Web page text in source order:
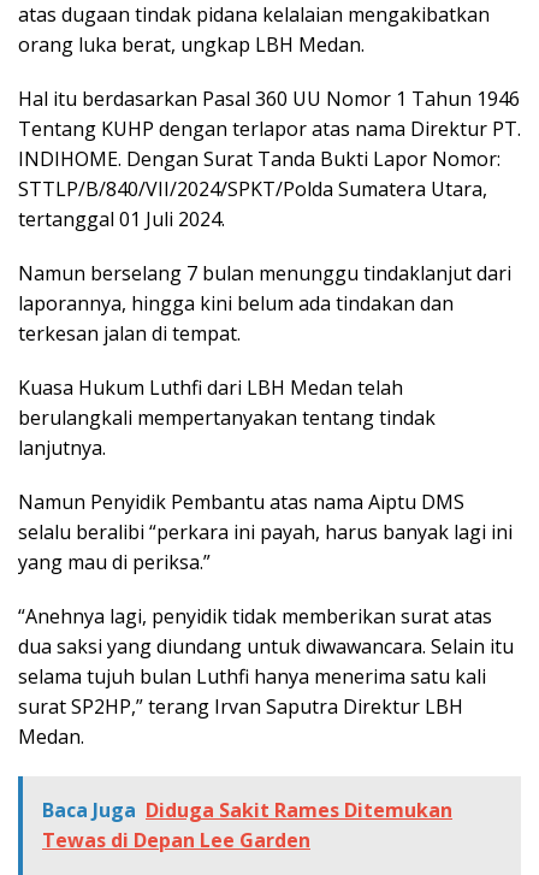
atas dugaan tindak pidana kelalaian mengakibatkan
orang luka berat, ungkap LBH Medan.
Hal itu berdasarkan Pasal 360 UU Nomor 1 Tahun 1946
Tentang KUHP dengan terlapor atas nama Direktur PT.
INDIHOME. Dengan Surat Tanda Bukti Lapor Nomor:
STTLP/B/840/VII/2024/SPKT/Polda Sumatera Utara,
tertanggal 01 Juli 2024.
Namun berselang 7 bulan menunggu tindaklanjut dari
laporannya, hingga kini belum ada tindakan dan
terkesan jalan di tempat.
Kuasa Hukum Luthfi dari LBH Medan telah
berulangkali mempertanyakan tentang tindak
lanjutnya.
Namun Penyidik Pembantu atas nama Aiptu DMS
selalu beralibi “perkara ini payah, harus banyak lagi ini
yang mau di periksa.”
“Anehnya lagi, penyidik tidak memberikan surat atas
dua saksi yang diundang untuk diwawancara. Selain itu
selama tujuh bulan Luthfi hanya menerima satu kali
surat SP2HP,” terang Irvan Saputra Direktur LBH
Medan.
Baca Juga Diduga Sakit Rames Ditemukan
Tewas di Depan Lee Garden